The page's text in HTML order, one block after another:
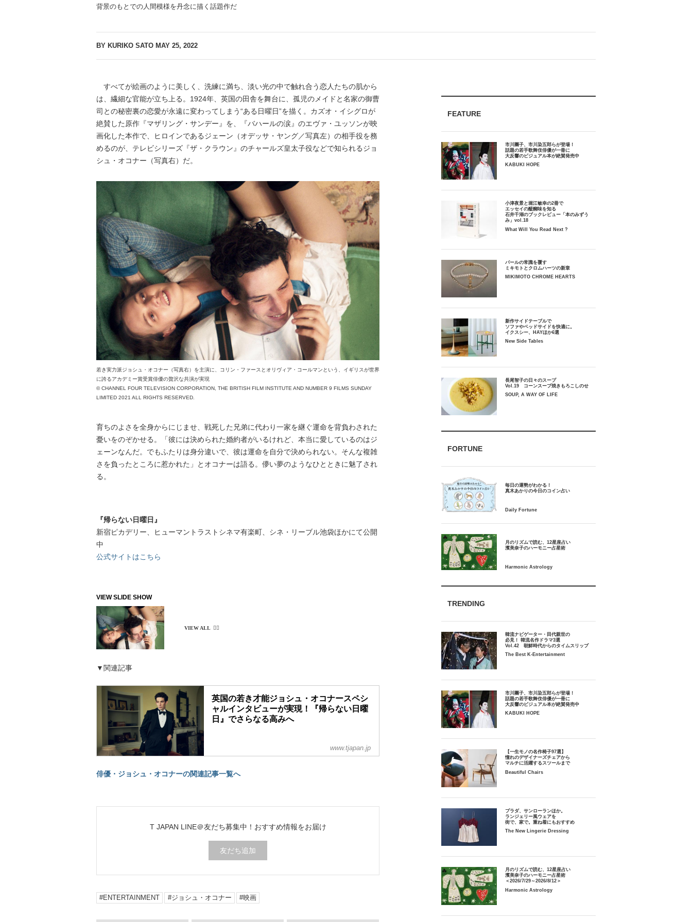
背景のもとでの人間模様を丹念に描く話題作だ
BY KURIKO SATO MAY 25, 2022
すべてが絵画のように美しく、洗練に満ち、淡い光の中で触れ合う恋人たちの肌から
は、繊細な官能が立ち上る。1924年、英国の田舎を舞台に、孤児のメイドと名家の御曹
司との秘密裏の恋愛が永遠に変わってしまう“ある日曜日”を描く。カズオ・イシグロが
絶賛した原作『マザリング・サンデー』を、『バハールの涙』のエヴァ・ユッソンが映
画化した本作で、ヒロインであるジェーン（オデッサ・ヤング／写真左）の相手役を務
めるのが、テレビシリーズ『ザ・クラウン』のチャールズ皇太子役などで知られるジョ
シュ・オコナー（写真右）だ。
若き実力派ジョシュ・オコナー（写真右）を主演に、コリン・ファースとオリヴィア・コールマンという、イギリスが世界
に誇るアカデミー賞受賞俳優の贅沢な共演が実現
© CHANNEL FOUR TELEVISION CORPORATION, THE BRITISH FILM INSTITUTE AND NUMBER 9 FILMS SUNDAY
LIMITED 2021 ALL RIGHTS RESERVED.
育ちのよさを全身からにじませ、戦死した兄弟に代わり一家を継ぐ運命を背負わされた
憂いをのぞかせる。「彼には決められた婚約者がいるけれど、本当に愛しているのはジ
ェーンなんだ。でもふたりは身分違いで、彼は運命を自分で決められない。そんな複雑
さを負ったところに惹かれた」とオコナーは語る。儚い夢のようなひとときに魅了され
る。
『帰らない日曜日』
新宿ピカデリー、ヒューマントラストシネマ有楽町、シネ・リーブル池袋ほかにて公開
中
公式サイトはこちら
▼関連記事
英国の若き才能ジョシュ・オコナースペシ
ャルインタビューが実現！『帰らない日曜
日』でさらなる高みへ
www.tjapan.jp
俳優・ジョシュ・オコナーの関連記事一覧へ
T JAPAN LINE＠友だち募集中！ おすすめ情報をお届け
友だち追加
ENTERTAINMENT ジョシュ・オコナー 映画
FEATURE
市川團子、市川染五郎らが登場！
話題の若手歌舞伎俳優が一冊に
大反響のビジュアル本が絶賛発売中
KABUKI HOPE
小津夜景と堀江敏幸の2冊で
エッセイの醍醐味を知る
石井千湖のブックレビュー「本のみずう
み」vol.18
What Will You Read Next ?
パールの常識を覆す
ミキモトとクロムハーツの新章
MIKIMOTO CHROME HEARTS
新作サイドテーブルで
ソファやベッドサイドを快適に。
イクスシー、HAYほか6選
New Side Tables
長尾智子の日々のスープ
Vol.19 コーンスープ焼きもろこしのせ
SOUP, A WAY OF LIFE
FORTUNE
毎日の運勢がわかる！
月のリズムで読む、12星座占い
TRENDING
韓流ナビゲーター・田代親世の
必見！ 韓流名作ドラマ3選
Vol.42 朝鮮時代からのタイムスリップ
The Best K-Entertainment
市川團子、市川染五郎らが登場！
話題の若手歌舞伎俳優が一冊に
大反響のビジュアル本が絶賛発売中
KABUKI HOPE
【一生モノの名作椅子97選】
憧れのデザイナーズチェアから
マルチに活躍するスツールまで
Beautiful Chairs
プラダ、サンローランほか。
ランジェリー風ウェアを
街で、家で。重ね着にもおすすめ
The New Lingerie Dressing
月のリズムで読む、12星座占い
濱美奈子のハーモニー占星術
＜2026/7/29～2026/8/12＞
Harmonic Astrology